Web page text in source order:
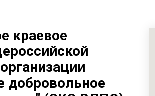
краевое
добровольное